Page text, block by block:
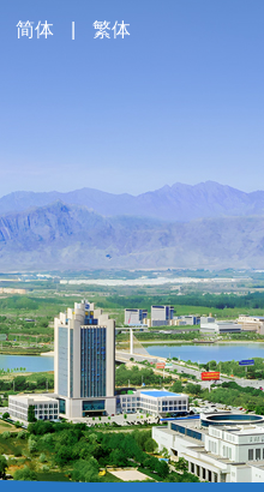
简体 繁体